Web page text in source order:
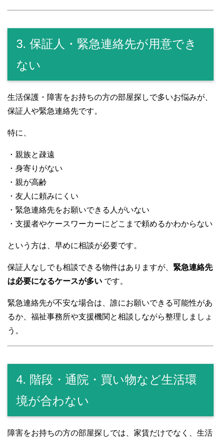
3. 保証人・緊急連絡先が用意でき
ない
生活保護・障害をお持ちの方の部屋探しで多いお悩みが、
保証人や緊急連絡先です。
特に、
・親族と疎遠
・身寄りがない
・親が高齢
・友人に頼みにくい
・緊急連絡先をお願いできる人がいない
・支援者やケースワーカーにどこまで頼めるかわからない
という方は、早めに相談が必要です。
保証人なしでも相談できる物件はありますが、 緊急連絡先
は必要になるケースが多い です。
緊急連絡先が不安な場合は、誰にお願いできる可能性があ
るか、福祉事務所や支援機関と相談しながら整理しましょ
う。
4. 階段・通院・買い物など生活環
境が合わない
障害をお持ちの方の部屋探しでは、家賃だけでなく、生活